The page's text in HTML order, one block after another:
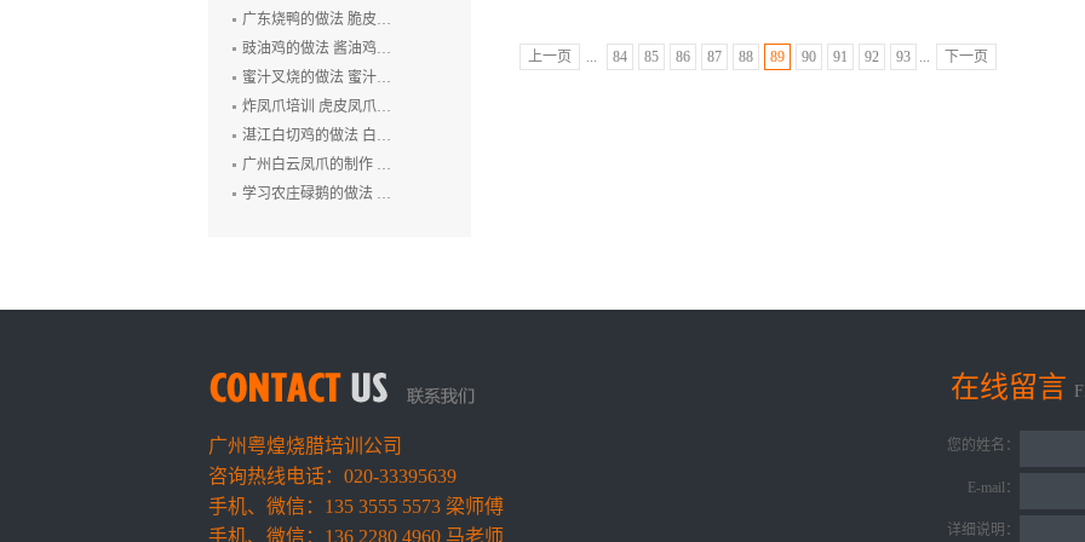
广东烧鸭的做法 脆皮烧鸭培训 广州烤鸭技术培训 烧腊培训
豉油鸡的做法 酱油鸡的制作方法 玫瑰露豉油鸡培训
蜜汁叉烧的做法 蜜汁叉烧的制作方法 叉烧肉培训 烧排骨培训
炸凤爪培训 虎皮凤爪的做法 豉汁凤爪的制作 鲍汁凤爪培训
湛江白切鸡的做法 白切鸡培训 廉江白斩鸡培训 粤式烧卤技术培训
广州白云凤爪的制作 白云猪手的做法 广式烧卤培训
学习农庄碌鹅的做法 禄鹅的制作方法 碌鹅培训
上一页 ... 84 85 86 87 88 89 90 91 92 93 ... 下一页
广州粤煌烧腊培训公司
咨询热线电话：020-33395639
手机、微信：135 3555 5573 梁师傅
手机、微信：136 2280 4960 马老师
您的姓名：
E-mail：
详细说明：
在线留言